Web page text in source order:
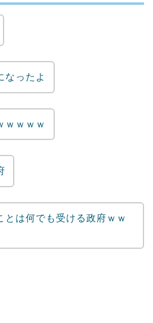
相互RSS
なったよ
ｗｗｗｗ
とは何でも受ける政府ｗｗ